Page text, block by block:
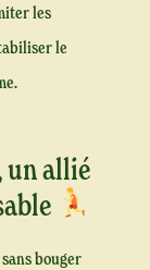
les
le
un allié
bouger